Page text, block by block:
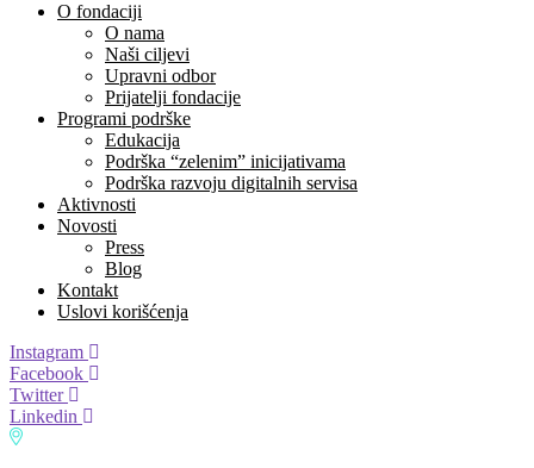
O fondaciji
O nama
Naši ciljevi
Upravni odbor
Prijatelji fondacije
Programi podrške
Edukacija
Podrška “zelenim” inicijativama
Podrška razvoju digitalnih servisa
Aktivnosti
Novosti
Press
Blog
Kontakt
Uslovi korišćenja
Instagram
Facebook
Twitter
Linkedin